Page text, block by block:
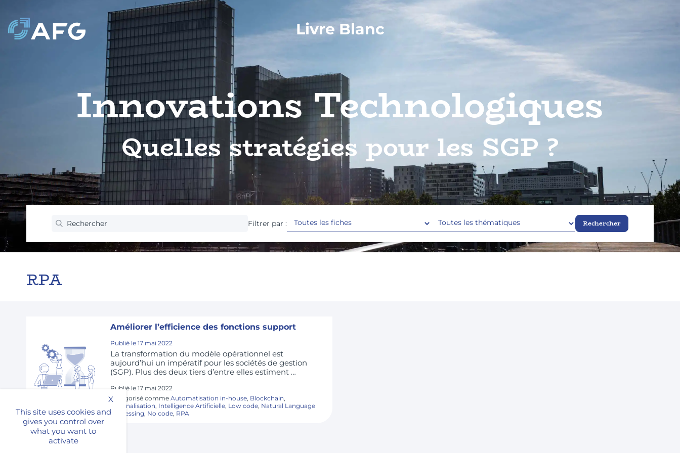
Livre Blanc
Innovations Technologiques
Quelles stratégies pour les SGP ?
Filtrer par :
RPA
Améliorer l’efficience des fonctions support
Publié le17 mai 2022
La transformation du modèle opérationnel est
aujourd’hui un impératif pour les sociétés de gestion
(SGP). Plus des deux tiers d’entre elles estiment …
Publié le17 mai 2022
Catégorisé commeAutomatisation in-house, Blockchain,
Externalisation, Intelligence Artificielle, Low code, Natural Language
Processing, No code, RPA
X
This site uses cookies and
gives you control over
what you want to
activate